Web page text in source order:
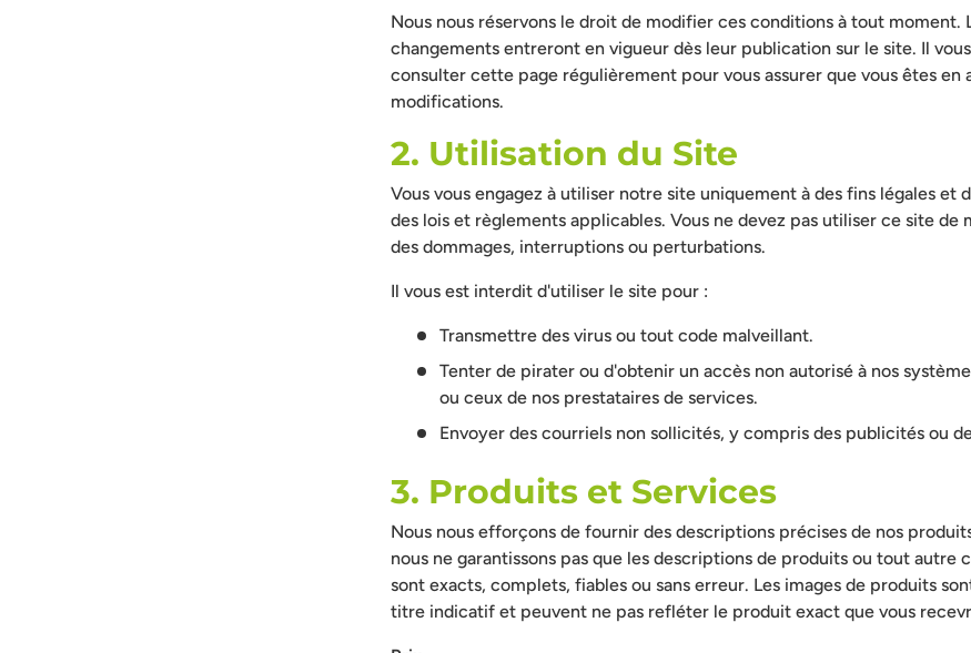
Nous nous réservons le droit de modifier ces conditions à tout moment.
changements entreront en vigueur dès leur publication sur le site. Il
consulter cette page régulièrement pour vous assurer que vous êtes en
modifications.
2. Utilisation du Site
Vous vous engagez à utiliser notre site uniquement à des fins légales et
des lois et règlements applicables. Vous ne devez pas utiliser ce site de
des dommages, interruptions ou perturbations.
Il vous est interdit d'utiliser le site pour :
Transmettre des virus ou tout code malveillant.
Tenter de pirater ou d'obtenir un accès non autorisé à nos
ou ceux de nos prestataires de services.
Envoyer des courriels non sollicités, y compris des publicités ou
3. Produits et Services
Nous nous efforçons de fournir des descriptions précises de nos
nous ne garantissons pas que les descriptions de produits ou tout autre
sont exacts, complets, fiables ou sans erreur. Les images de produits
titre indicatif et peuvent ne pas refléter le produit exact que vous